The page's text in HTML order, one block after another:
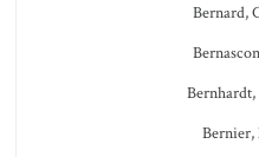
Bernard,
Bernier,